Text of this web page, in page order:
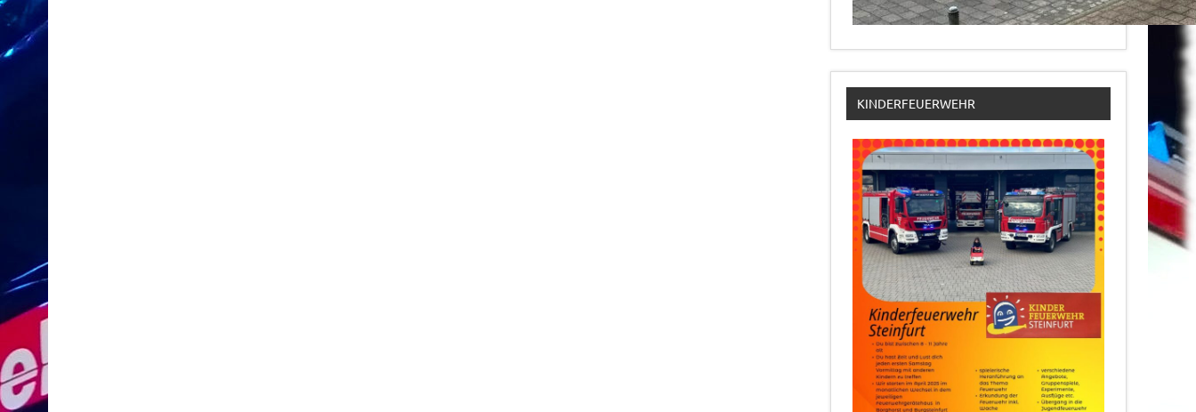
KINDERFEUERWEHR